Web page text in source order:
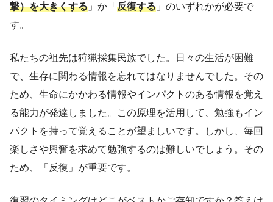
撃）を大きくする 」か「 反復する 」のいずれかが必要で
す。
私たちの祖先は狩猟採集民族でした。日々の生活が困難
で、生存に関わる情報を忘れてはなりませんでした。その
ため、生命にかかわる情報やインパクトのある情報を覚え
る能力が発達しました。この原理を活用して、勉強もイン
パクトを持って覚えることが望ましいです。しかし、毎回
楽しさや興奮を求めて勉強するのは難しいでしょう。その
ため、「反復」が重要です。